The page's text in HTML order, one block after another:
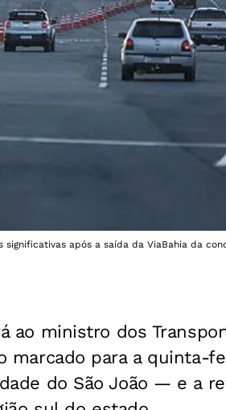
após a saída da ViaBahia da
ao ministro dos
marcado para a quinta-
do São João — e a